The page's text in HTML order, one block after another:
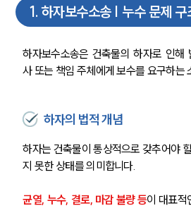
1.하자보수소송 | 누수 문제 구
하자보수소송은 건축물의 하자로 인해
사 또는 책임 주체에게 보수를 요구하는
하자의 법적 개념
하자는 건축물이 통상적으로 갖추어야
지 못한 상태를 의미합니다.
균열, 누수, 결로, 마감 불량 등이 대표적